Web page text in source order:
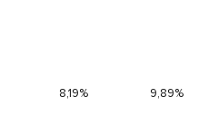
8,19% 9,89%